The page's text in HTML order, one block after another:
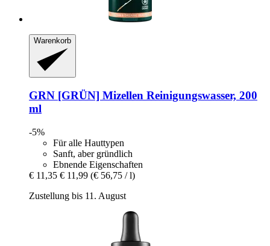
Warenkorb
GRN [GRÜN] Mizellen Reinigungswasser, 200
ml
-5%
Für alle Hauttypen
Sanft, aber gründlich
Ebnende Eigenschaften
€ 11,35 € 11,99 (€ 56,75 / l)
Zustellung bis 11. August